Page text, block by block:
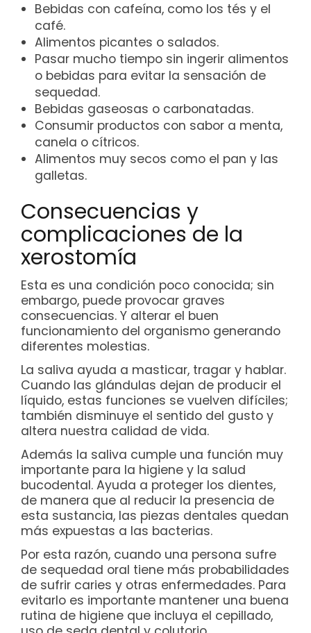
Bebidas con cafeína, como los tés y el
café.
Alimentos picantes o salados.
Pasar mucho tiempo sin ingerir alimentos
o bebidas para evitar la sensación de
sequedad.
Bebidas gaseosas o carbonatadas.
Consumir productos con sabor a menta,
canela o cítricos.
Alimentos muy secos como el pan y las
galletas.
Consecuencias y
complicaciones de la
xerostomía
Esta es una condición poco conocida; sin
embargo, puede provocar graves
consecuencias. Y alterar el buen
funcionamiento del organismo generando
diferentes molestias.
La saliva ayuda a masticar, tragar y hablar.
Cuando las glándulas dejan de producir el
líquido, estas funciones se vuelven difíciles;
también disminuye el sentido del gusto y
altera nuestra calidad de vida.
Además la saliva cumple una función muy
importante para la higiene y la salud
bucodental. Ayuda a proteger los dientes,
de manera que al reducir la presencia de
esta sustancia, las piezas dentales quedan
más expuestas a las bacterias.
Por esta razón, cuando una persona sufre
de sequedad oral tiene más probabilidades
de sufrir caries y otras enfermedades. Para
evitarlo es importante mantener una buena
rutina de higiene que incluya el cepillado,